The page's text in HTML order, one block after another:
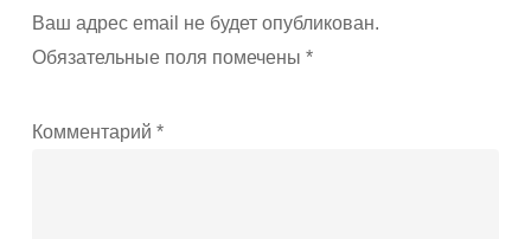
Ваш адрес email не будет опубликован.
Обязательные поля помечены *
Комментарий *